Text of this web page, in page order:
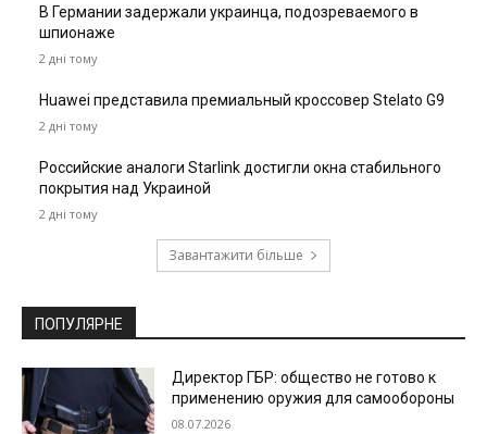
В Германии задержали украинца, подозреваемого в
шпионаже
2 дні тому
Huawei представила премиальный кроссовер Stelato G9
2 дні тому
Российские аналоги Starlink достигли окна стабильного
покрытия над Украиной
2 дні тому
Завантажити більше
ПОПУЛЯРНЕ
Директор ГБР: общество не готово к
применению оружия для самообороны
08.07.2026